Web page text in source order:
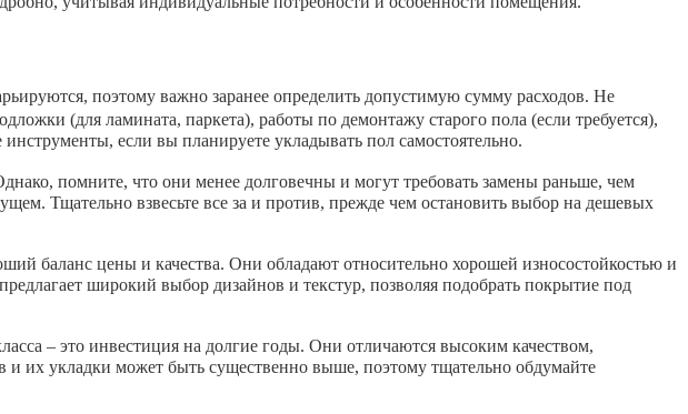
поэтому важно заранее определить допустимую сумму расходов. Не
(для ламината, паркета), работы по демонтажу старого пола (если требуется),
если вы планируете укладывать пол самостоятельно.
помните, что они менее долговечны и могут требовать замены раньше, чем
Тщательно взвесьте все за и против, прежде чем остановить выбор на дешевых
баланс цены и качества. Они обладают относительно хорошей износостойкостью и
широкий выбор дизайнов и текстур, позволяя подобрать покрытие под
– это инвестиция на долгие годы. Они отличаются высоким качеством,
их укладки может быть существенно выше, поэтому тщательно обдумайте